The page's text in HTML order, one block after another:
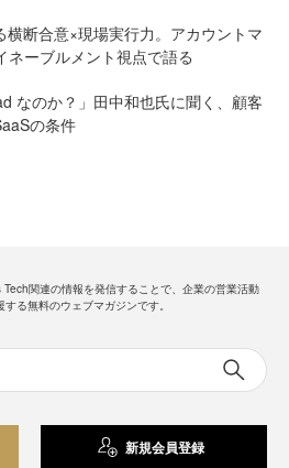
横断合意×現場実行力。アカウントマ
ネーブルメント視点で語る
なのか？」田中和也氏に聞く、顧客
の条件
Tech関連の情報を発信することで、企業の営業活動
する無料のウェブマガジンです。
新規会員登録